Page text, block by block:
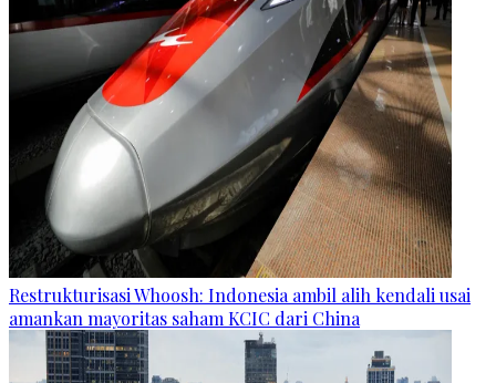
Restrukturisasi Whoosh: Indonesia ambil alih kendali usai
amankan mayoritas saham KCIC dari China